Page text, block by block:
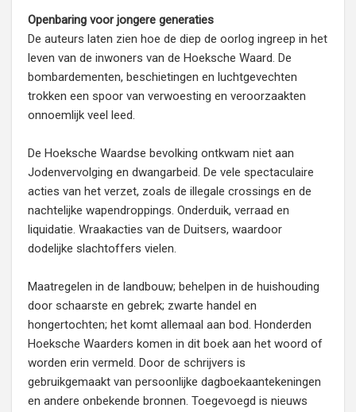
Openbaring voor jongere generaties
De auteurs laten zien hoe de diep de oorlog ingreep in het
leven van de inwoners van de Hoeksche Waard. De
bombardementen, beschietingen en luchtgevechten
trokken een spoor van verwoesting en veroorzaakten
onnoemlijk veel leed.
De Hoeksche Waardse bevolking ontkwam niet aan
Jodenvervolging en dwangarbeid. De vele spectaculaire
acties van het verzet, zoals de illegale crossings en de
nachtelijke wapendroppings. Onderduik, verraad en
liquidatie. Wraakacties van de Duitsers, waardoor
dodelijke slachtoffers vielen.
Maatregelen in de landbouw; behelpen in de huishouding
door schaarste en gebrek; zwarte handel en
hongertochten; het komt allemaal aan bod. Honderden
Hoeksche Waarders komen in dit boek aan het woord of
worden erin vermeld. Door de schrijvers is
gebruikgemaakt van persoonlijke dagboekaantekeningen
en andere onbekende bronnen. Toegevoegd is nieuws